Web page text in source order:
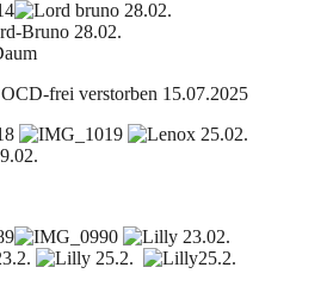
frei verstorben 15.07.2025